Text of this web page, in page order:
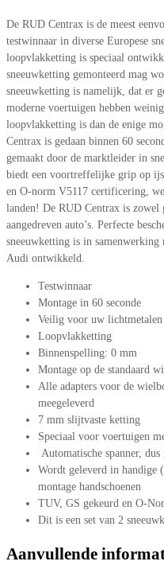
De RUD Centrax is de meest
testwinnaar in diverse Europese
loopvlakketting is speciaal
sneeuwketting gemonteerd mag
sneeuwketting is namelijk, dat er
moderne voertuigen hebben
loopvlakketting is dan de enige
Centrax is gedaan binnen 60
gemaakt door de marktleider in
biedt een voortreffelijke grip op
en O-norm V5117 certificering,
landen! De RUD Centrax is
aangedreven auto’s. Perfecte
sneeuwketting is in samenwerking
Audi ontwikkeld.
Testwinnaar
Montage in 60 seconde
Veilig voor uw lichtmetalen
Loopvlakketting
Binnenspelling: 0 mm
Montage op de standaard
Alle adapters voor de
meegeleverd
7 mm slijtvaste ketting
Speciaal voor voertuigen
Automatische spanner,
Wordt geleverd in handige
montage handschoenen
TUV, GS gekeurd en O-
Dit is een set van 2
Aanvullende